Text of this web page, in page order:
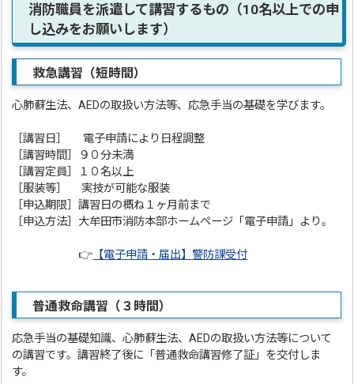
消防職員を派遣して講習するもの（10名以上での申
し込みをお願いします）
救急講習（短時間）
心肺蘇生法、AEDの取扱い方法等、応急手当の基礎を学びます。
［講習日］ 電子申請により日程調整
［講習時間］９０分未満
［講習定員］１０名以上
［服装等］ 実技が可能な服装
［申込期限］講習日の概ね１ヶ月前まで
［申込方法］大牟田市消防本部ホームページ「電子申請」より。
👉 【電子申請・届出】警防課受付
普通救命講習（３時間）
応急手当の基礎知識、心肺蘇生法、AEDの取扱い方法等について
の講習です。講習終了後に「普通救命講習修了証」を交付しま
す。